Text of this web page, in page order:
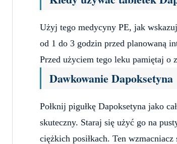
Użyj tego medycyny PE, jak
od 1 do 3 godzin przed planowaną
Przed użyciem tego leku pamiętaj o
Dawkowanie Dapoksetyna
Połknij pigułkę Dapoksetyna jako
skuteczny. Staraj się użyć go na
ciężkich posiłkach. Ten